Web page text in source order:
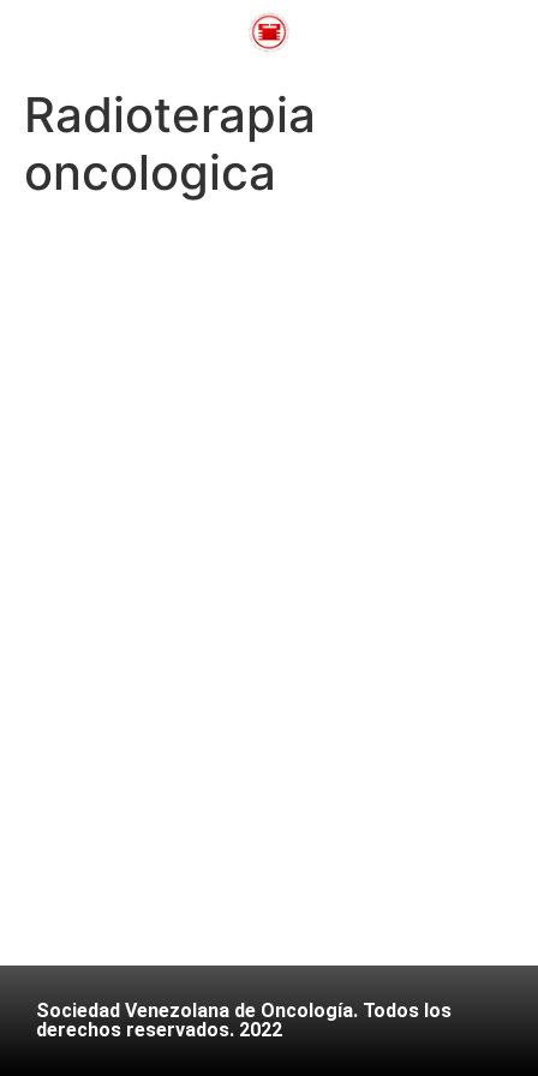
Radioterapia
oncologica
Sociedad Venezolana de Oncología. Todos los
derechos reservados. 2022